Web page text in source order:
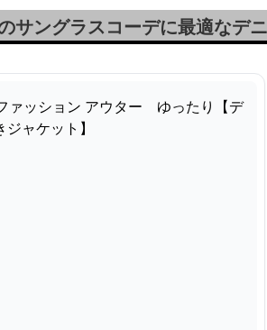
サングラスコーデに最適なデ